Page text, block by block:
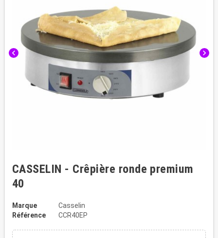
chevron_left chevron_right
CASSELIN - Crêpière ronde premium
40
Marque
Casselin
Référence
CCR40EP